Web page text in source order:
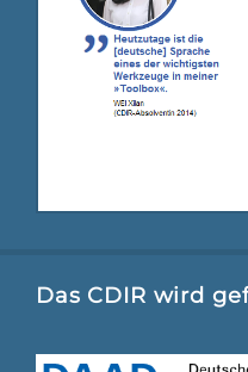
Das CDIR wird